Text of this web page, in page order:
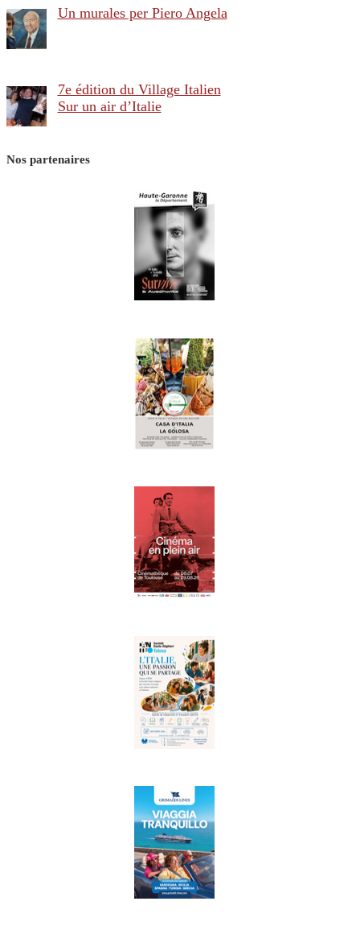
Un murales per Piero Angela
7e édition du Village Italien
Sur un air d’Italie
Nos partenaires